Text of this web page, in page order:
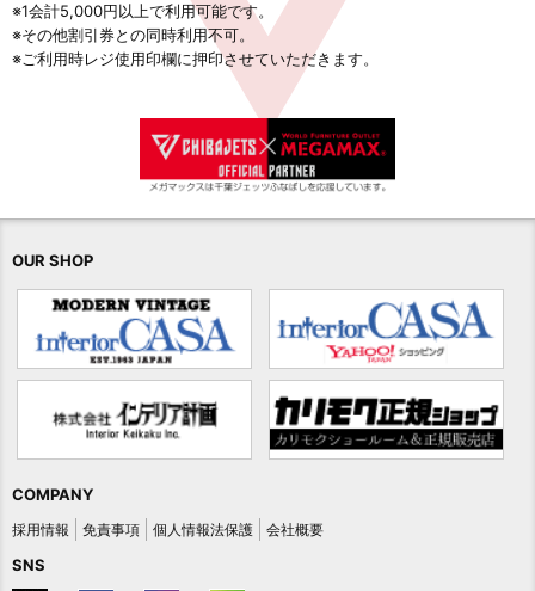
※1会計5,000円以上で利用可能です。
※その他割引券との同時利用不可。
※ご利用時レジ使用印欄に押印させていただきます。
OUR SHOP
COMPANY
採用情報 免責事項 個人情報法保護 会社概要
SNS